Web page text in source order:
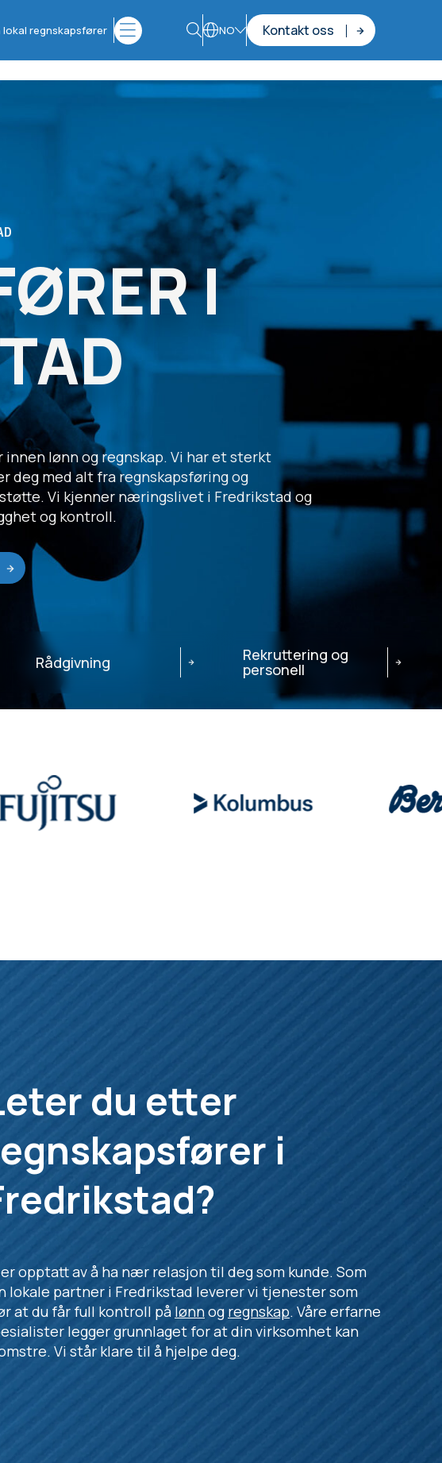
lokal regnskapsfører NO Kontakt oss
I
lønn og regnskap. Vi har et sterkt
deg med alt fra regnskapsføring og
Vi kjenner næringslivet i Fredrikstad og
og kontroll.
Rådgivning Rekruttering og
personell
du etter
i
opptatt av å ha nær relasjon til deg som kunde. Som
lokale partner i Fredrikstad leverer vi tjenester som
at du får full kontroll på lønnog regnskap. Våre erfarne
legger grunnlaget for at din virksomhet kan
Vi står klare til å hjelpe deg.